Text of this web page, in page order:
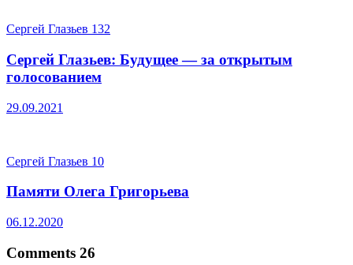
Сергей Глазьев 132
Сергей Глазьев: Будущее — за открытым
голосованием
29.09.2021
Сергей Глазьев 10
Памяти Олега Григорьева
06.12.2020
Comments 26